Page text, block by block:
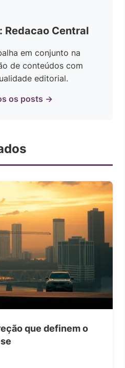
Redacao Central
em conjunto na
de conteúdos com
editorial.
os posts →
que definem o